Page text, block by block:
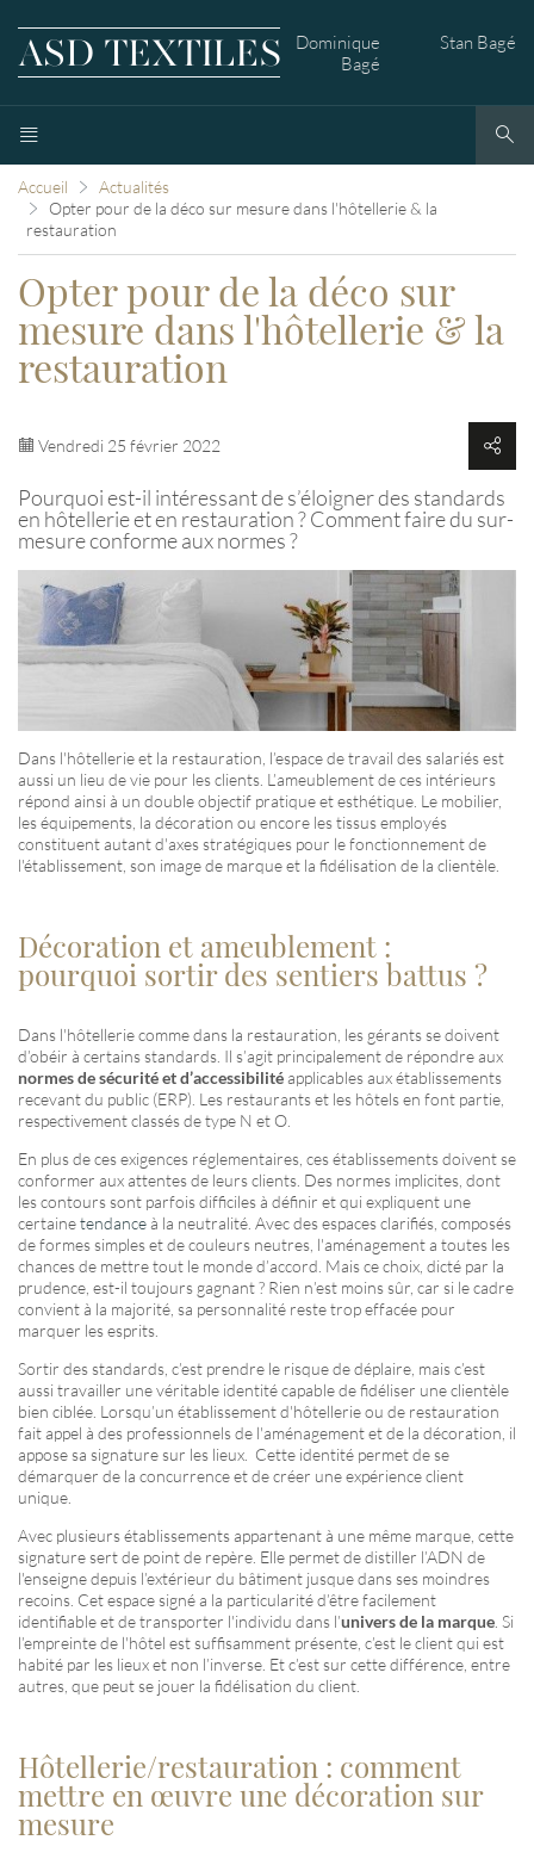
Opter pour de la déco sur
mesure dans l'hôtellerie & la
restauration
Vendredi 25 février 2022
Pourquoi est-il intéressant de s’éloigner des standards
en hôtellerie et en restauration ? Comment faire du sur-
mesure conforme aux normes ?
Dans l'hôtellerie et la restauration, l’espace de travail des salariés est
aussi un lieu de vie pour les clients. L’ameublement de ces intérieurs
répond ainsi à un double objectif pratique et esthétique. Le mobilier,
les équipements, la décoration ou encore les tissus employés
constituent autant d'axes stratégiques pour le fonctionnement de
l'établissement, son image de marque et la fidélisation de la clientèle.
Décoration et ameublement :
pourquoi sortir des sentiers battus ?
Dans l'hôtellerie comme dans la restauration, les gérants se doivent
d’obéir à certains standards. Il s’agit principalement de répondre aux
normes de sécurité et d’accessibilitéapplicables aux établissements
recevant du public (ERP). Les restaurants et les hôtels en font partie,
respectivement classés de type N et O.
En plus de ces exigences réglementaires, ces établissements doivent se
conformer aux attentes de leurs clients. Des normes implicites, dont
les contours sont parfois difficiles à définir et qui expliquent une
certainetendanceà la neutralité. Avec des espaces clarifiés, composés
de formes simples et de couleurs neutres, l'aménagement a toutes les
chances de mettre tout le monde d’accord. Mais ce choix, dicté par la
prudence, est-il toujours gagnant ? Rien n’est moins sûr, car si le cadre
convient à la majorité, sa personnalité reste trop effacée pour
marquer les esprits.
Sortir des standards, c’est prendre le risque de déplaire, mais c’est
aussi travailler une véritable identité capable de fidéliser une clientèle
bien ciblée. Lorsqu’un établissement d'hôtellerie ou de restauration
fait appel à des professionnels de l'aménagement et de la décoration, il
appose sa signature sur les lieux. Cette identité permet de se
démarquer de la concurrence et de créer une expérience client
unique.
Avec plusieurs établissements appartenant à une même marque, cette
signature sert de point de repère. Elle permet de distiller l’ADN de
l'enseigne depuis l’extérieur du bâtiment jusque dans ses moindres
recoins. Cet espace signé a la particularité d’être facilement
identifiable et de transporter l'individu dans l’univers de la marque . Si
l’empreinte de l'hôtel est suffisamment présente, c’est le client qui est
habité par les lieux et non l’inverse. Et c’est sur cette différence, entre
autres, que peut se jouer la fidélisation du client.
Hôtellerie/restauration : comment
mettre en œuvre une décoration sur
mesure
Dominique
Bagé
Stan Bagé
Accueil
Actualités
Opter pour de la déco sur mesure dans l'hôtellerie & la
restauration